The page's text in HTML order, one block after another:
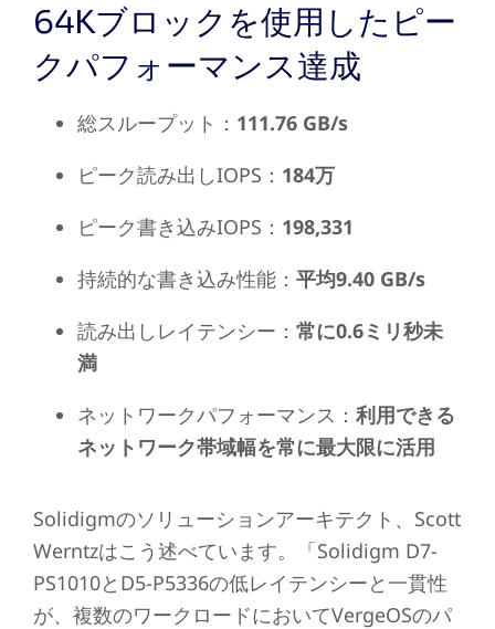
64Kブロックを使用したピー
クパフォーマンス達成
総スループット： 111.76 GB/s
ピーク読み出しIOPS： 184万
ピーク書き込みIOPS： 198,331
持続的な書き込み性能： 平均9.40 GB/s
読み出しレイテンシー： 常に0.6ミリ秒未
満
ネットワークパフォーマンス： 利用できる
ネットワーク帯域幅を常に最大限に活用
Solidigmのソリューションアーキテクト、Scott
Werntzはこう述べています。「Solidigm D7-
PS1010とD5-P5336の低レイテンシーと一貫性
が、複数のワークロードにおいてVergeOSのパ